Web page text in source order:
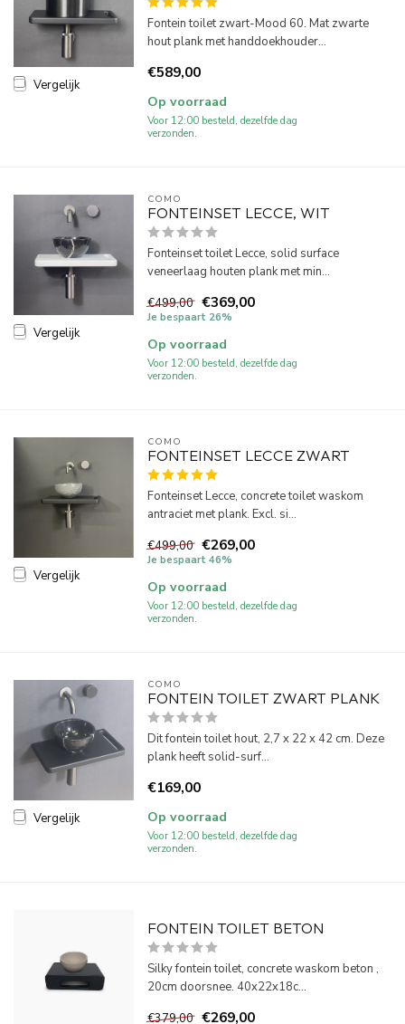
Vergelijk
Fontein toilet zwart-Mood 60. Mat zwarte
hout plank met handdoekhouder...
€589,00
Op voorraad
Voor 12:00 besteld, dezelfde dag
verzonden.
Vergelijk
COMO
FONTEINSET LECCE, WIT
Fonteinset toilet Lecce, solid surface
veneerlaag houten plank met min...
€499,00 €369,00
Je bespaart 26%
Op voorraad
Voor 12:00 besteld, dezelfde dag
verzonden.
Vergelijk
COMO
FONTEINSET LECCE ZWART
Fonteinset Lecce, concrete toilet waskom
antraciet met plank. Excl. si...
€499,00 €269,00
Je bespaart 46%
Op voorraad
Voor 12:00 besteld, dezelfde dag
verzonden.
Vergelijk
COMO
FONTEIN TOILET ZWART PLANK
Dit fontein toilet hout, 2,7 x 22 x 42 cm. Deze
plank heeft solid-surf...
€169,00
Op voorraad
Voor 12:00 besteld, dezelfde dag
verzonden.
FONTEIN TOILET BETON
Silky fontein toilet, concrete waskom beton ,
20cm doorsnee. 40x22x18c...
€379,00 €269,00